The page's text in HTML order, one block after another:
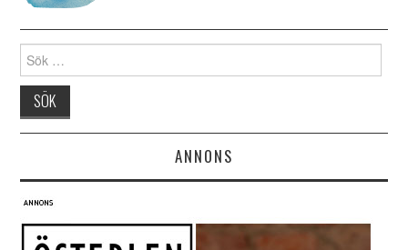
Search for:
ANNONS